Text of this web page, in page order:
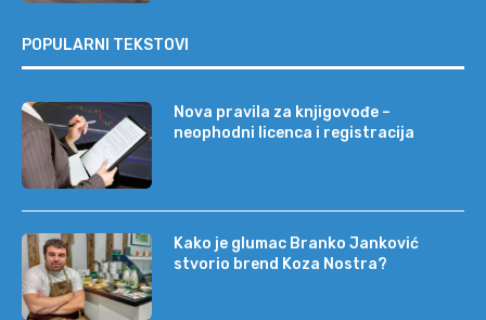
POPULARNI TEKSTOVI
Nova pravila za knjigovođe –
neophodni licenca i registracija
Kako je glumac Branko Janković
stvorio brend Koza Nostra?